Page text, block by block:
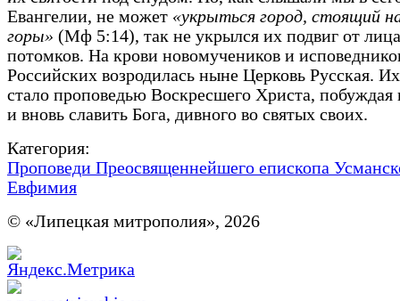
Евангелии, не может «укрыться город, стоящий
горы» (Мф 5:14), так не укрылся их подвиг от лица
потомков. На крови новомучеников и
Российских возродилась ныне Церковь Русская.
стало проповедью Воскресшего Христа, побуждая
и вновь славить Бога, дивного во святых своих.
Категория:
Проповеди Преосвященнейшего епископа
Евфимия
© «Липецкая митрополия», 2026